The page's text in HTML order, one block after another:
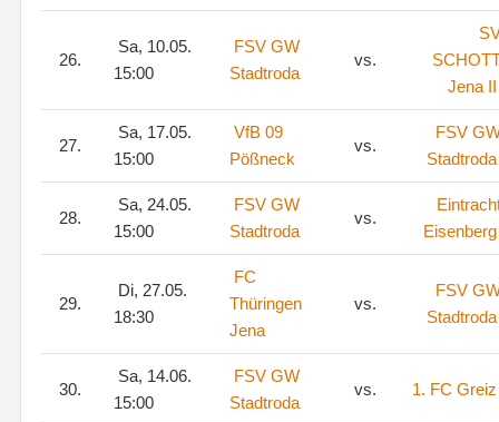
26.
Sa, 10.05.
15:00
FSV GW
Stadtroda
vs.
Jena II
27.
Sa, 17.05.
15:00
VfB 09
Pößneck
vs.
FSV
Stadtroda
28.
Sa, 24.05.
15:00
FSV GW
Stadtroda
vs.
Eisenberg
29.
Di, 27.05.
18:30
FC
Thüringen
Jena
vs.
FSV
Stadtroda
30.
Sa, 14.06.
15:00
FSV GW
Stadtroda
vs. 1. FC Greiz